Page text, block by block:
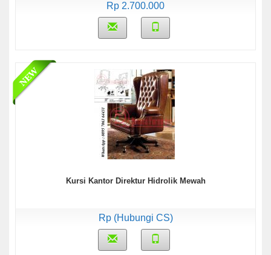
Rp 2.700.000
Kursi Kantor Direktur Hidrolik Mewah
Rp (Hubungi CS)